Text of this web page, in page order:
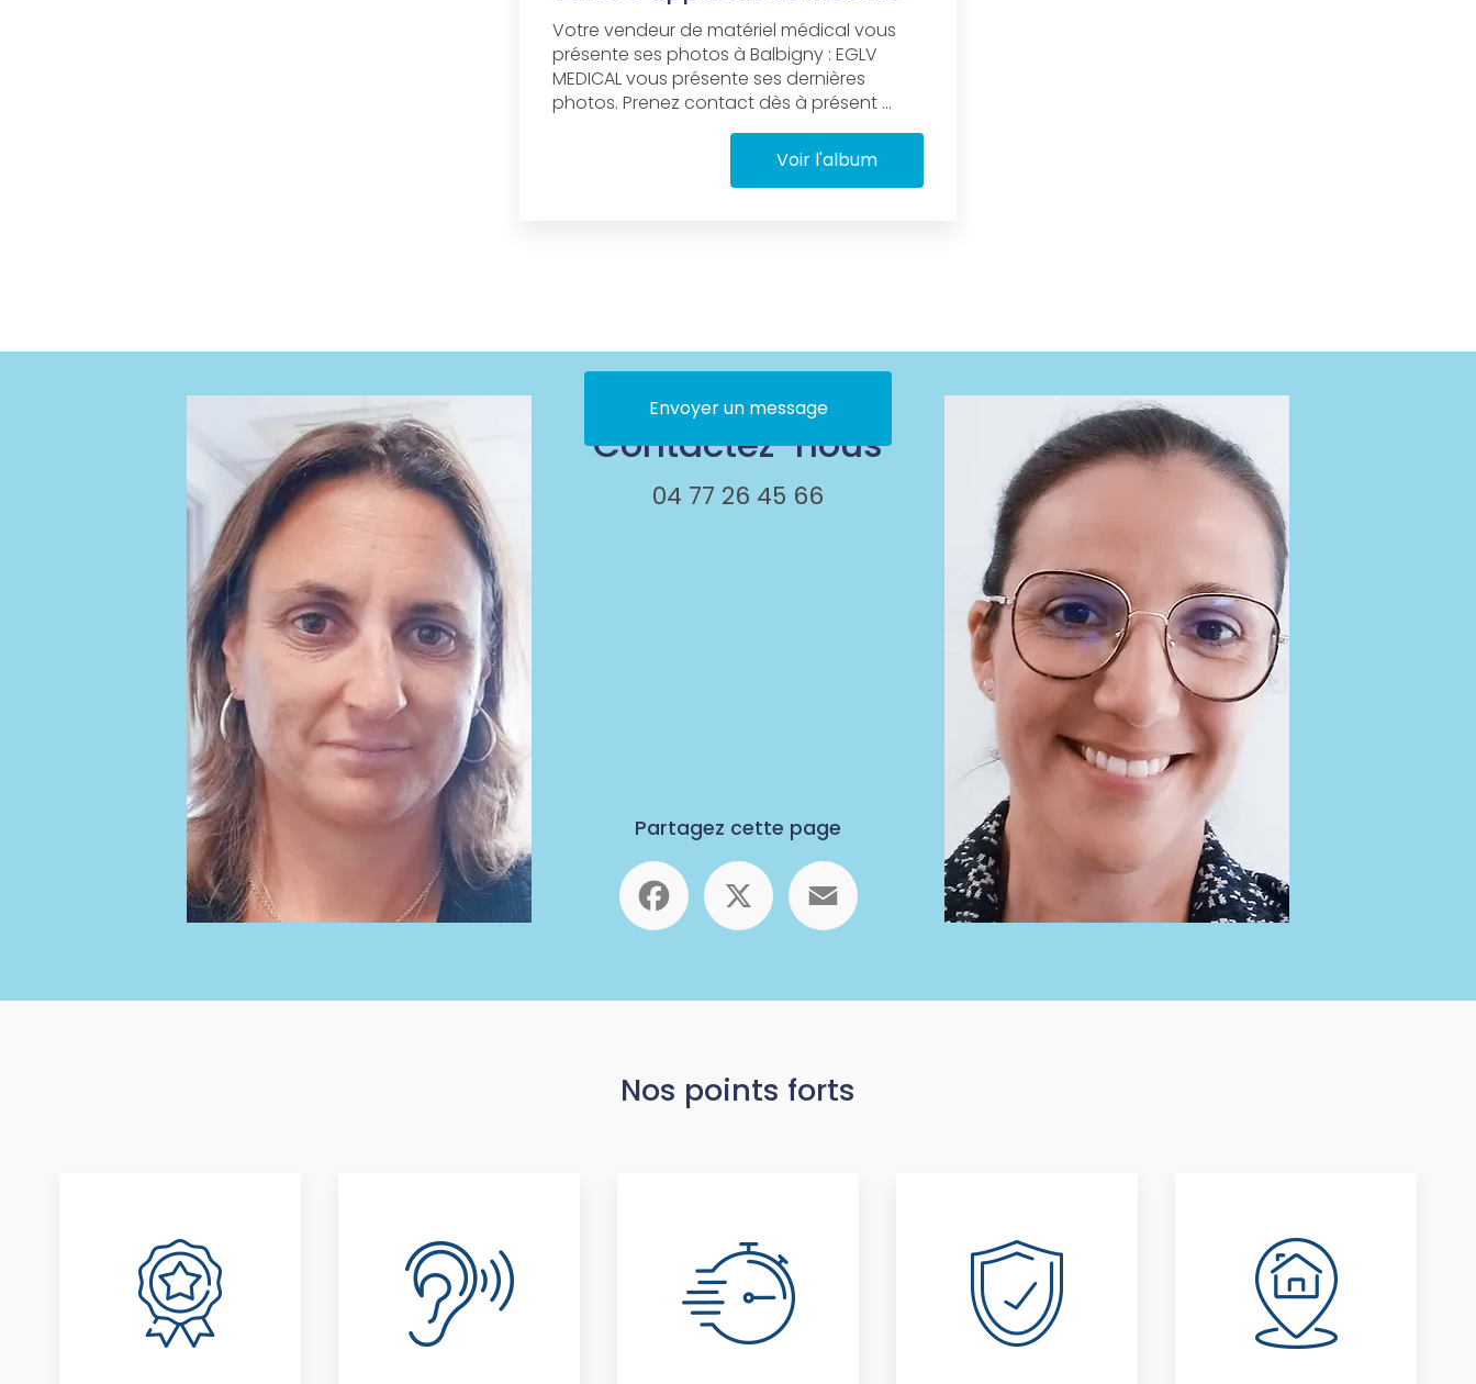
Votre vendeur de matériel médical vous
présente ses photos à Balbigny : EGLV
MEDICAL vous présente ses dernières
photos. Prenez contact dès à présent ...
Voir l'album
Contactez-nous
04 77 26 45 66
Envoyer un message
Partagez cette page
Facebook
Nos points forts